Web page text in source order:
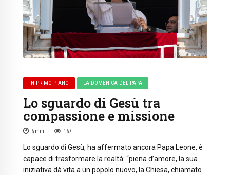
IN PRIMO PIANO LA DOMENICA DEL PAPA
Lo sguardo di Gesù tra
compassione e missione
6 min 167
Lo sguardo di Gesù, ha affermato ancora Papa Leone, è
capace di trasformare la realtà: “piena d’amore, la sua
iniziativa dà vita a un popolo nuovo, la Chiesa, chiamato